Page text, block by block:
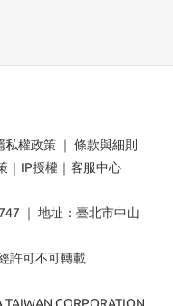
私權政策 ｜ 條款與細則
｜ IP授權 ｜ 客服中心
｜ 地址：臺北市中山
許可不可轉載